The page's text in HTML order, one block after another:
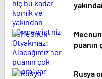
puanın
Rusya